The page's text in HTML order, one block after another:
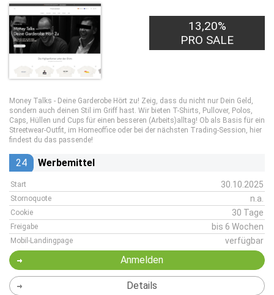
13,20%
PRO SALE
Money Talks - Deine Garderobe Hört zu! Zeig, dass du nicht nur Dein Geld,
sondern auch deinen Stil im Griff hast. Wir bieten T-Shirts, Pullover, Polos,
Caps, Hüllen und Cups für einen besseren (Arbeits)alltag! Ob als Basis für ein
Streetwear-Outfit, im Homeoffice oder bei der nächsten Trading-Session, hier
findest du das passende!
24 Werbemittel
Start 30.10.2025
Stornoquote n.a.
Cookie 30 Tage
Freigabe bis 6 Wochen
Mobil-Landingpage verfügbar
Anmelden
Details